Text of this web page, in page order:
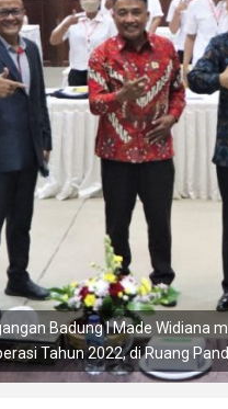
Badung I Made
Tahun 2022, di Ruang